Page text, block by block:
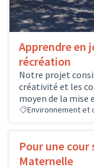
Apprendre en
récréation
Notre projet
créativité et les
moyen de la mise
Environnement et
Pour une
Maternelle